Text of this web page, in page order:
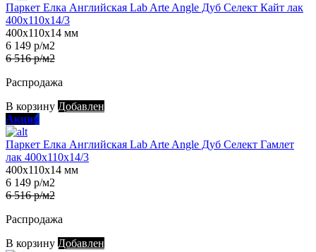
Паркет Елка Английская Lab Arte Angle Дуб Селект Кайт лак
400х110х14/3
400х110х14 мм
6 149 р/м2
6 516 р/м2
Распродажа
В корзину Добавлен
Акция
Паркет Елка Английская Lab Arte Angle Дуб Селект Гамлет
лак 400х110х14/3
400х110х14 мм
6 149 р/м2
6 516 р/м2
Распродажа
В корзину Добавлен